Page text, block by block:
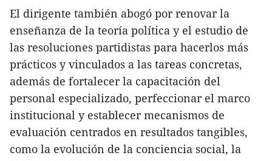
El dirigente también abogó por renovar la
enseñanza de la teoría política y el estudio de
las resoluciones partidistas para hacerlos más
prácticos y vinculados a las tareas concretas,
además de fortalecer la capacitación del
personal especializado, perfeccionar el marco
institucional y establecer mecanismos de
evaluación centrados en resultados tangibles,
como la evolución de la conciencia social, la